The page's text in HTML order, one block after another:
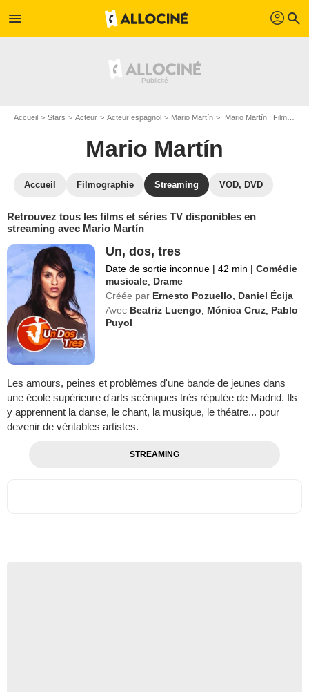
menu profil search
Accueil Stars Acteur Acteur espagnol Mario Martín Mario Martín : Films et séries online
Mario Martín
Accueil Filmographie Streaming VOD, DVD
Retrouvez tous les films et séries TV disponibles en
streaming avec Mario Martín
Un, dos, tres
Date de sortie inconnue | 42 min | Comédie
musicale Drame
Créée par Ernesto Pozuello
Daniel Écija
Avec Beatriz Luengo Mónica Cruz Pablo
Puyol
Les amours, peines et problèmes d'une bande de jeunes dans
une école supérieure d'arts scéniques très réputée de Madrid. Ils
y apprennent la danse, le chant, la musique, le théatre... pour
devenir de véritables artistes.
STREAMING